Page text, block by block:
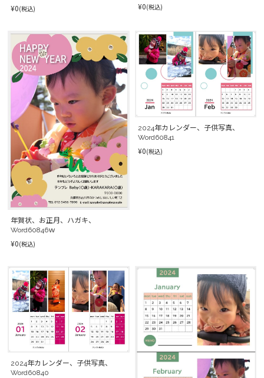
¥0(税込) ¥0(税込)
年賀状、お正月、ハガキ、
Word60846ｗ
¥0(税込)
2024年カレンダー、子供写真、
Word60841
¥0(税込)
2024年カレンダー、子供写真、
Word60840